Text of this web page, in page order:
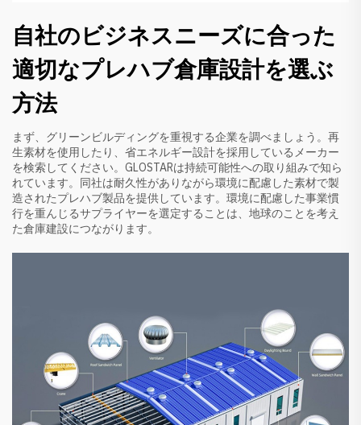
自社のビジネスニーズに合った
適切なプレハブ倉庫設計を選ぶ
方法
まず、グリーンビルディングを重視する企業を調べましょう。再
生素材を使用したり、省エネルギー設計を採用しているメーカー
を検索してください。GLOSTARは持続可能性への取り組みで知ら
れています。同社は耐久性がありながら環境に配慮した素材で製
造されたプレハブ製品を提供しています。環境に配慮した事業慣
行を重んじるサプライヤーを選定することは、地球のことを考え
た倉庫建設につながります。